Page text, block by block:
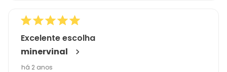
Excelente escolha
minervinal
há 2 anos